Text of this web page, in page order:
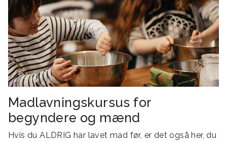
Madlavningskursus for
begyndere og mænd
Hvis du ALDRIG har lavet mad før, er det også her, du